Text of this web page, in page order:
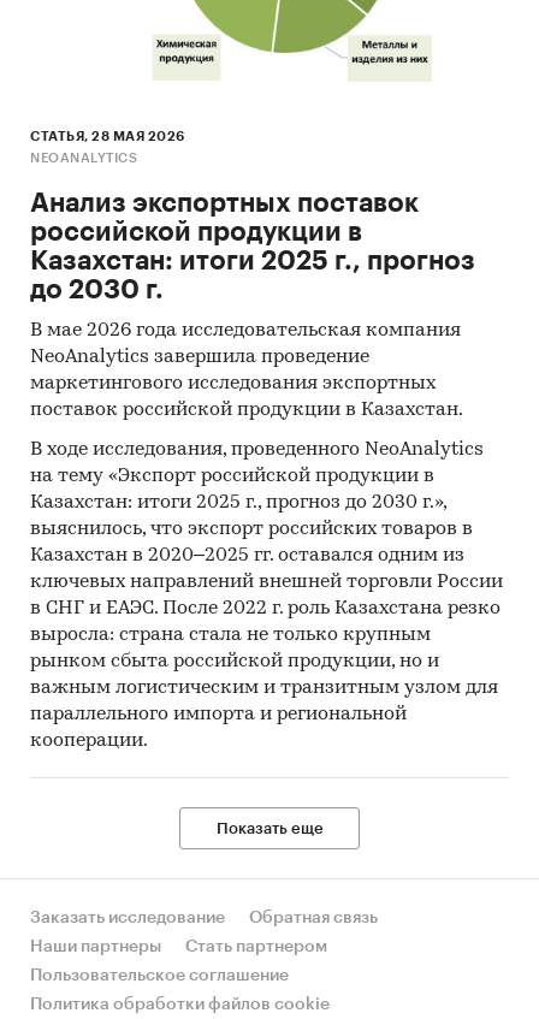
На втором месте по объему продаж в
стоимостном выражении находится сегмент
«Витамины и БАДы». В 2016 г. объём данного
сравнению с 2015 г. он вырос на 2067,4 млн.
тенге. Еще одним крупным сегментом рынка
2016 г. стал сегмент «Травы / народная
медицина», его объем составил 10 683,5 млн.
тенге
фармацевтической продукции в стоимостном
выражении в 2016 г. наблюдался в сегменте
«Травы / народная медицина».
Темп прироста данного сегмента составил
15,1%.
Дистрибуция фармацевтической продукции в
Казахстане в основном осуществляется через
внутримагазинную розницу. «Аптечные
пункты» остаются наиболее важным каналом
дистрибуции фармацевтической продукции в
Казахстане. В 2016 г. через данный канал было
реализовано 91,2% объема рынка в
стоимостном выражении.
Наиболее крупными производителями
фармацевтической продукции являются
компании GSK Consumer Healthcare и Санофи-
авентис Казахстан ТОО. Рыночная доля данных
Одним из наиболее крупных брендов в 2016 г.
по объему продаж в Казахстане на рынке
фармацевтической продукции стал Wellness by
СТАТЬЯ, 28 МАЯ 2026
NEOANALYTICS
Анализ экспортных поставок
российской продукции в
Казахстан: итоги 2025 г., прогноз
до 2030 г.
В мае 2026 года исследовательская компания
NeoAnalytics завершила проведение
маркетингового исследования экспортных
поставок российской продукции в Казахстан.
В ходе исследования, проведенного NeoAnalytics
на тему «Экспорт российской продукции в
Казахстан: итоги 2025 г., прогноз до 2030 г.»,
выяснилось, что экспорт российских товаров в
Казахстан в 2020–2025 гг. оставался одним из
ключевых направлений внешней торговли России
в СНГ и ЕАЭС. После 2022 г. роль Казахстана резко
выросла: страна стала не только крупным
рынком сбыта российской продукции, но и
важным логистическим и транзитным узлом для
параллельного импорта и региональной
кооперации.
Показать еще
Заказать исследование
Обратная связь
Наши партнеры
Стать партнером
Пользовательское соглашение
Политика обработки файлов cookie